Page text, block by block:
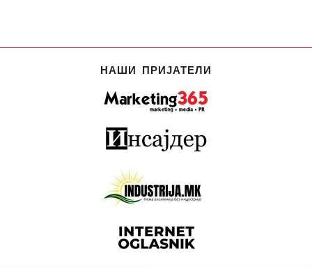
НАШИ ПРИЈАТЕЛИ